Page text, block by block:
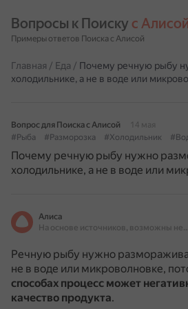
Вопросы к Поиску с Алисой
Примеры ответов Поиска с Алисой
Главная / Еда / Почему речную рыбу
холодильнике, а не в воде или
Вопрос для Поиска с Алисой
14 мая
#Рыба
#Разморозка #Холодильник
Почему речную рыбу нужно
холодильнике, а не в воде или
Алиса
На основе источников, возможны неточности
Речную рыбу нужно
не в воде или микроволновке,
способах процесс может
качество продукта.